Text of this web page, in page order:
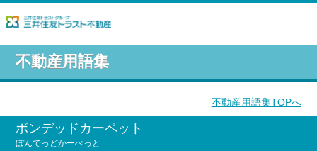
不動産用語集
不動産用語集TOPへ
ボンデッドカーペット
ぼんでっどかーぺっと